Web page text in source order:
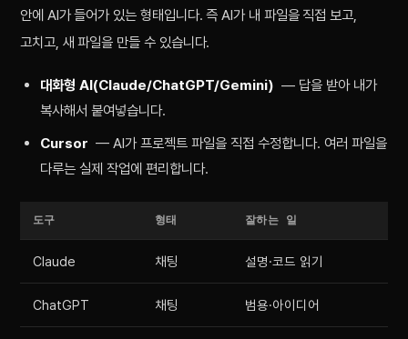
안에 AI가 들어가 있는 형태입니다. 즉 AI가 내 파일을 직접 보고,
고치고, 새 파일을 만들 수 있습니다.
대화형 AI(Claude/ChatGPT/Gemini) — 답을 받아 내가
복사해서 붙여넣습니다.
Cursor — AI가 프로젝트 파일을 직접 수정합니다. 여러 파일을
다루는 실제 작업에 편리합니다.
도구 형태 잘하는 일
Claude 채팅 설명·코드 읽기
ChatGPT 채팅 범용·아이디어